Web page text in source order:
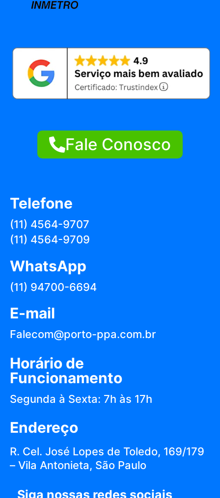
Fale Conosco
Telefone
(11) 4564-9707
(11) 4564-9709
WhatsApp
(11) 94700-6694
E-mail
Falecom@porto-ppa.com.br
Horário de
Funcionamento
Segunda à Sexta: 7h às 17h
Endereço
R. Cel. José Lopes de Toledo, 169/179
– Vila Antonieta, São Paulo
Siga nossas redes sociais